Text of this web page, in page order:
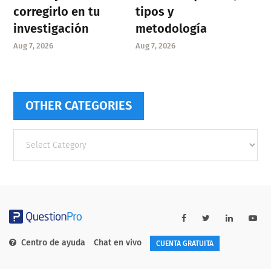
corregirlo en tu
investigación
Aug 7, 2026
tipos y
metodología
Aug 7, 2026
OTHER CATEGORIES
categories
Centro de ayuda Chat en vivo CUENTA GRATUITA